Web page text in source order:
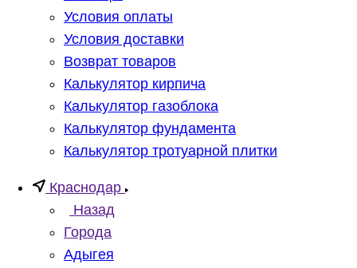
Условия оплаты
Условия доставки
Возврат товаров
Калькулятор кирпича
Калькулятор газоблока
Калькулятор фундамента
Калькулятор тротуарной плитки
Краснодар
Назад
Города
Адыгея